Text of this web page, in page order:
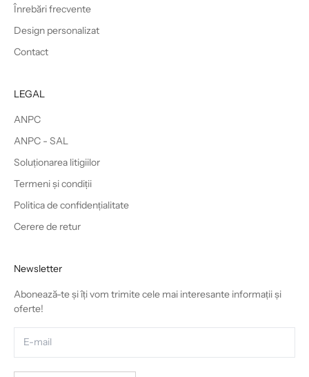
Înrebări frecvente
Design personalizat
Contact
LEGAL
ANPC
ANPC - SAL
Soluționarea litigiilor
Termeni și condiții
Politica de confidențialitate
Cerere de retur
Newsletter
Abonează-te și îți vom trimite cele mai interesante informații și
oferte!